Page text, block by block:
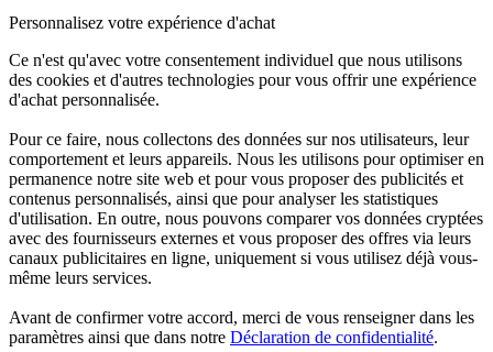
Personnalisez votre expérience d'achat
Ce n'est qu'avec votre consentement individuel que nous utilisons
des cookies et d'autres technologies pour vous offrir une expérience
d'achat personnalisée.
Pour ce faire, nous collectons des données sur nos utilisateurs, leur
comportement et leurs appareils. Nous les utilisons pour optimiser en
permanence notre site web et pour vous proposer des publicités et
contenus personnalisés, ainsi que pour analyser les statistiques
d'utilisation. En outre, nous pouvons comparer vos données cryptées
avec des fournisseurs externes et vous proposer des offres via leurs
canaux publicitaires en ligne, uniquement si vous utilisez déjà vous-
même leurs services.
Avant de confirmer votre accord, merci de vous renseigner dans les
paramètres ainsi que dans notre Déclaration de confidentialité.